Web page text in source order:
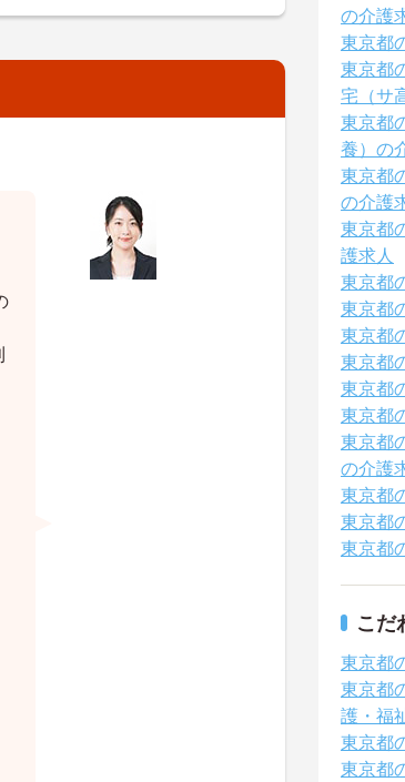
の介護
東京都
東京都
宅（サ
東京都
養）の
東京都
の介護
東京都
護求人
東京都
東京都
東京都
東京都
東京都
東京都
東京都
の介護
東京都
東京都
東京都
こだ
東京都
東京都
護・福
東京都
東京都